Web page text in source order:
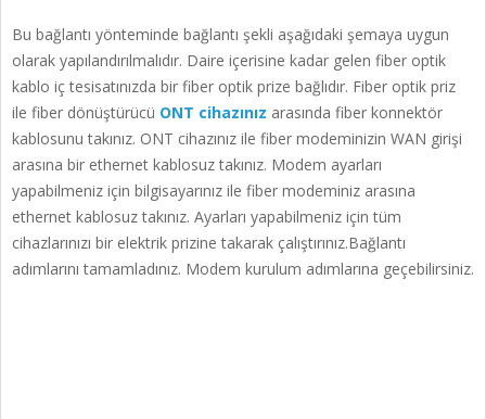
Bu bağlantı yönteminde bağlantı şekli aşağıdaki şemaya uygun
olarak yapılandırılmalıdır. Daire içerisine kadar gelen fiber optik
kablo iç tesisatınızda bir fiber optik prize bağlıdır. Fiber optik priz
ile fiber dönüştürücü ONT cihazınız arasında fiber konnektör
kablosunu takınız. ONT cihazınız ile fiber modeminizin WAN girişi
arasına bir ethernet kablosuz takınız. Modem ayarları
yapabilmeniz için bilgisayarınız ile fiber modeminiz arasına
ethernet kablosuz takınız. Ayarları yapabilmeniz için tüm
cihazlarınızı bir elektrik prizine takarak çalıştırınız.Bağlantı
adımlarını tamamladınız. Modem kurulum adımlarına geçebilirsiniz.